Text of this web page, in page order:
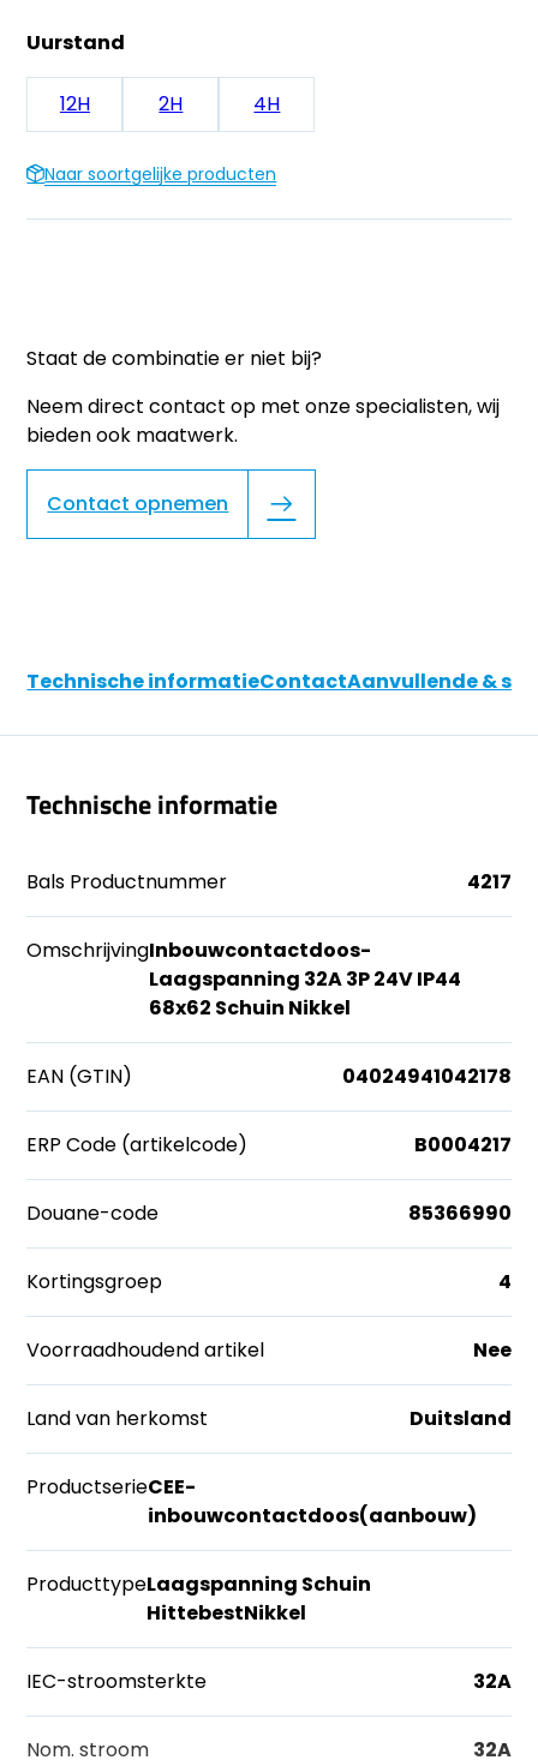
Uurstand
12H 2H 4H
Naar soortgelijke producten
Staat de combinatie er niet bij?
Neem direct contact op met onze specialisten, wij
bieden ook maatwerk.
Contact opnemen
Technische informatieContactAanvullende &
Technische informatie
Bals Productnummer 4217
OmschrijvingInbouwcontactdoos-
Laagspanning 32A 3P 24V IP44
68x62 Schuin Nikkel
EAN (GTIN) 04024941042178
ERP Code (artikelcode) B0004217
Douane-code 85366990
Kortingsgroep 4
Voorraadhoudend artikel Nee
Land van herkomst Duitsland
ProductserieCEE-
inbouwcontactdoos(aanbouw)
ProducttypeLaagspanning Schuin
HittebestNikkel
IEC-stroomsterkte 32A
Nom. stroom 32A